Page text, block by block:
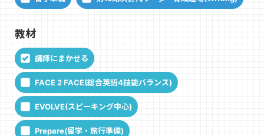
教材
講師にまかせる
FACE 2 FACE(総合英語4技能バランス)
EVOLVE(スピーキング中心)
Prepare(留学・旅行準備)